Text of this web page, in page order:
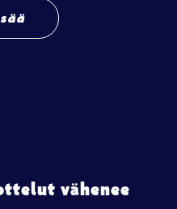
vähenee